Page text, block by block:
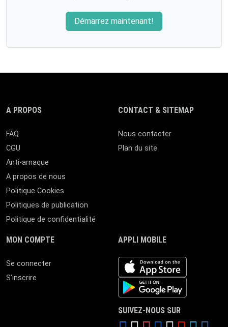
Démarrez maintenant!
A PROPOS
FAQ
CGU
Anti-arnaque
A propos de nous
Politique Cookies
Politiques de publication
Politique de confidentialité
CONTACT & SITEMAP
Nous contacter
Plan du site
MON COMPTE
Se connecter
S'inscrire
APPLI MOBILE
iOS app
Android App
SUIVEZ-NOUS SUR